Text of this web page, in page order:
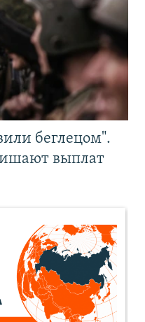
беглецом".
выплат